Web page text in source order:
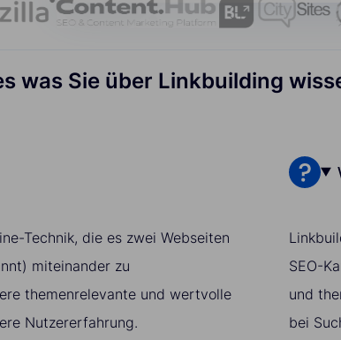
was Sie über Linkbuilding
Technik, die es zwei Webseiten
miteinander zu
themenrelevante und wertvolle
Nutzererfahrung.
SEO-
und
bei